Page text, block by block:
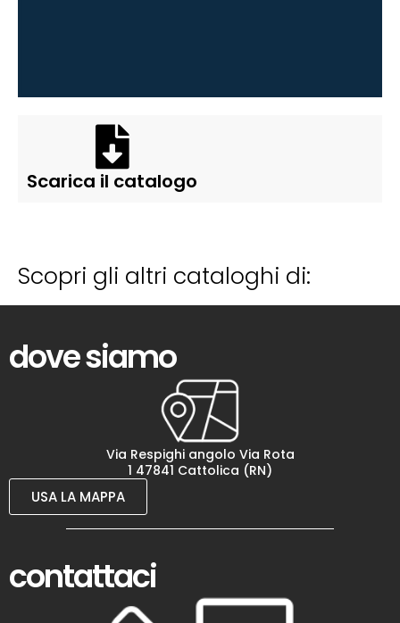
Scarica il catalogo
Scopri gli altri cataloghi di:
dove siamo
Via Respighi angolo Via Rota
1 47841 Cattolica (RN)
USA LA MAPPA
contattaci